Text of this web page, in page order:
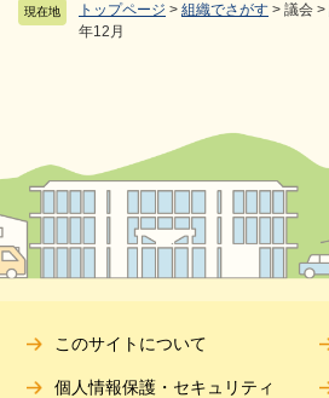
現在地 トップページ > 組織でさがす > 議会 >
年12月
このサイトについて
個人情報保護・セキュリティ